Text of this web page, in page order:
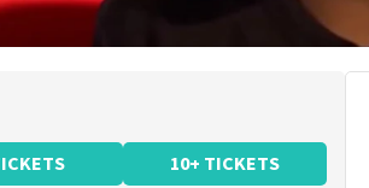
10+ TICKETS